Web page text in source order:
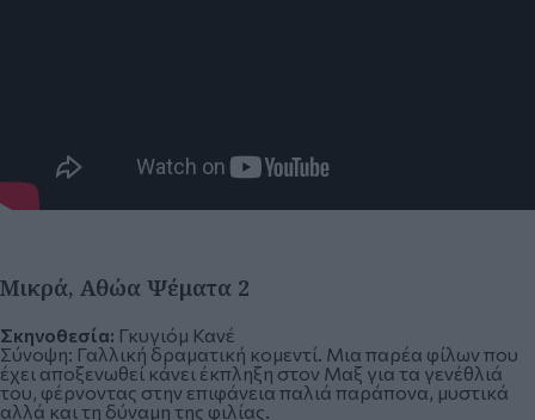
Μικρά, Αθώα Ψέματα 2
Σκηνοθεσία: Γκυγιόμ Κανέ
Σύνοψη: Γαλλική δραματική κομεντί. Μια παρέα φίλων που
έχει αποξενωθεί κάνει έκπληξη στον Μαξ για τα γενέθλιά
του, φέρνοντας στην επιφάνεια παλιά παράπονα, μυστικά
αλλά και τη δύναμη της φιλίας.